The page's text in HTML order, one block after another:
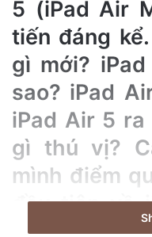
i
5 (iPad Air
tiến đáng
gì mới?
sao? iPad
iPad Air 5
gì thú vị?
mình điểm
đầu tiên về
chiếc máy